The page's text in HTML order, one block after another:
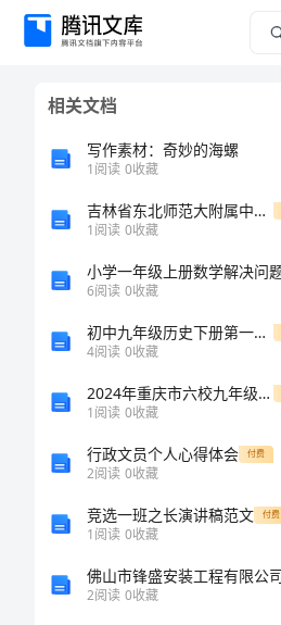
2024
2024
相关文档
写作素材：奇妙的海螺
1阅读 0收藏
吉林省东北师范大附属中学2025年八年级数学上学期期中考试试题含解析
1阅读 0收藏
6阅读 0收藏
初中九年级历史下册第一单元第1课俄国向何处去名师教案北师大版
4阅读 0收藏
2024年重庆市六校九年级化学第一学期期末达标检测模拟试题含解析
1阅读 0收藏
行政文员个人心得体会 付费
2阅读 0收藏
竞选一班之长演讲稿范文 付费
1阅读 0收藏
2阅读 0收藏